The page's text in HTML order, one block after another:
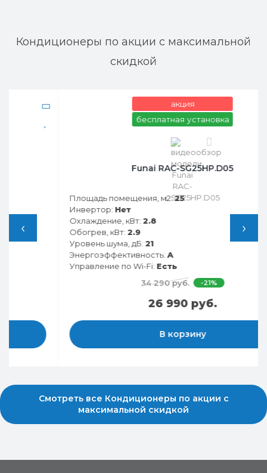
Кондиционеры по акции с максимальной
скидкой
‹
бесплатная установка
Funai RAC-SG25HP.D05
Площадь помещения, м2:25
Нет
Охлаждение, кВт:2.8
Обогрев, кВт:2.9
Уровень шума, дБ:21
Энергоэффективность:A
Управление по Wi-Fi:Есть
-21%
26 990 руб.
›
Смотреть все Кондиционеры по акции с
максимальной скидкой